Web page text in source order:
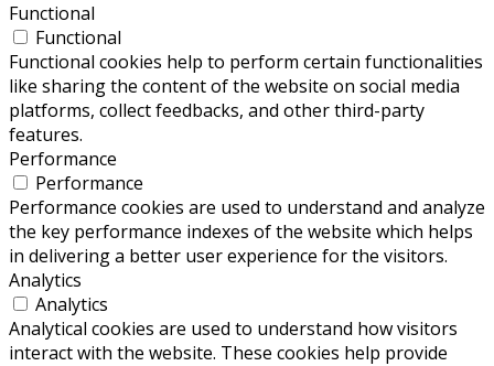
Functional
Functional
Functional cookies help to perform certain functionalities
like sharing the content of the website on social media
platforms, collect feedbacks, and other third-party
features.
Performance
Performance
Performance cookies are used to understand and analyze
the key performance indexes of the website which helps
in delivering a better user experience for the visitors.
Analytics
Analytics
Analytical cookies are used to understand how visitors
interact with the website. These cookies help provide